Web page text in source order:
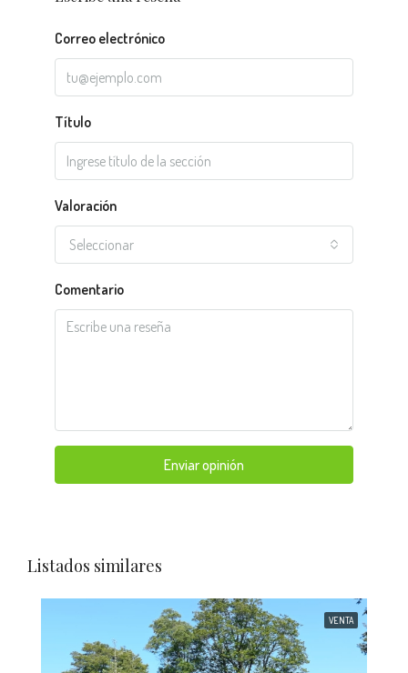
Correo electrónico
Título
Valoración
Seleccionar
Comentario
Enviar opinión
Listados similares
VENTA